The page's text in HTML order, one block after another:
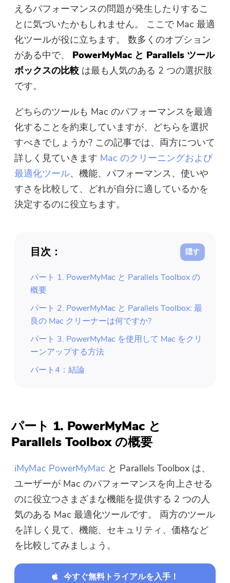
無料写真コンプレッサー
無料PDFコンプレッサー
えるパフォーマンスの問題が発生したりするこ
とに気づいたかもしれません。 ここで Mac 最適
化ツールが役に立ちます。 数多くのオプション
がある中で、 PowerMyMac と Parallels ツール
ボックスの比較 は最も人気のある 2 つの選択肢
です。
どちらのツールも Mac のパフォーマンスを最適
化することを約束していますが、どちらを選択
すべきでしょうか? この記事では、両方について
詳しく見ていきます Mac のクリーニングおよび
最適化ツール、機能、パフォーマンス、使いや
すさを比較して、どれが自分に適しているかを
決定するのに役立ちます。
目次：
パート 1. PowerMyMac と Parallels Toolbox の
概要
パート 2. PowerMyMac と Parallels Toolbox: 最
良の Mac クリーナーは何ですか?
パート 3. PowerMyMac を使用して Mac をクリ
ーンアップする方法
パート4：結論
パート 1. PowerMyMac と
Parallels Toolbox の概要
iMyMac PowerMyMac と Parallels Toolbox は、
ユーザーが Mac のパフォーマンスを向上させる
のに役立つさまざまな機能を提供する 2 つの人
気のある Mac 最適化ツールです。 両方のツール
を詳しく見て、機能、セキュリティ、価格など
を比較してみましょう。
今すぐ無料トライアルを入手！